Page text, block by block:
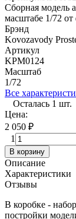
Сборная модель
масштабе 1/72
Брэнд
Kovozavody
Артикул
KPM0124
Масштаб
1/72
Все
Осталась 1 шт.
Цена:
2 050 ₽
1
В корзину
Описание
Характеристики
Отзывы
В коробке -
постройки